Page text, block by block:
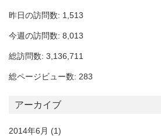
昨日の訪問数: 1,513
今週の訪問数: 8,013
総訪問数: 3,136,711
総ページビュー数: 283
アーカイブ
2014年6月 (1)